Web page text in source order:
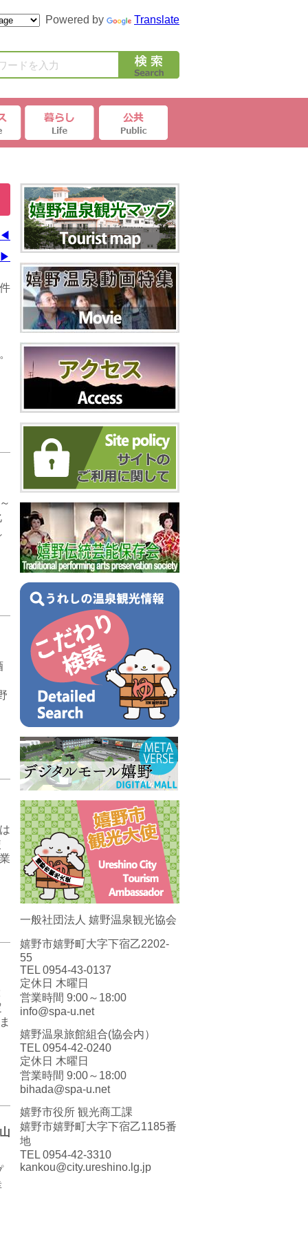
Powered by Translate
ードを入力
◀
▶
一般社団法人 嬉野温泉観光協会
嬉野市嬉野町大字下宿乙2202-
55
TEL 0954-43-0137
定休日 木曜日
営業時間 9:00～18:00
info@spa-u.net
嬉野温泉旅館組合(協会内）
TEL 0954-42-0240
定休日 木曜日
営業時間 9:00～18:00
bihada@spa-u.net
嬉野市役所 観光商工課
嬉野市嬉野町大字下宿乙1185番
地
TEL 0954-42-3310
kankou@city.ureshino.lg.jp